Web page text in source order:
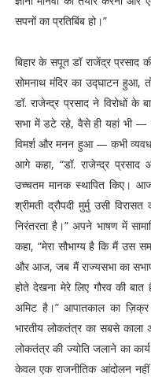
सपनों का प्रतिबिंब हो।”
बिहार के सपूत डॉ राजेंद्र प्रसाद
सोमनाथ मंदिर का उद्घाटन हुआ,
डॉ. राजेन्द्र प्रसाद ने विरोधों
सभा में डटे रहे, वैसे ही यहां भी —
विमर्श और मनन हुआ — कभी
आगे कहा, “डॉ. राजेन्द्र प्रसाद
उच्चतम मानक स्थापित किए।
श्रीमती द्रौपदी मुर्मु उसी
निरंतरता है।” अपने भाषण में
कहा, “मेरा सौभाग्य है कि मैं उस
और आज, जब मैं राज्यसभा का
होते देखना मेरे लिए गौरव की बात
अमिट है।” आपातकाल का
भारतीय लोकतंत्र का सबसे
लोकतंत्र की ज्योति जलाने का
केवल एक राजनीतिक आंदोलन